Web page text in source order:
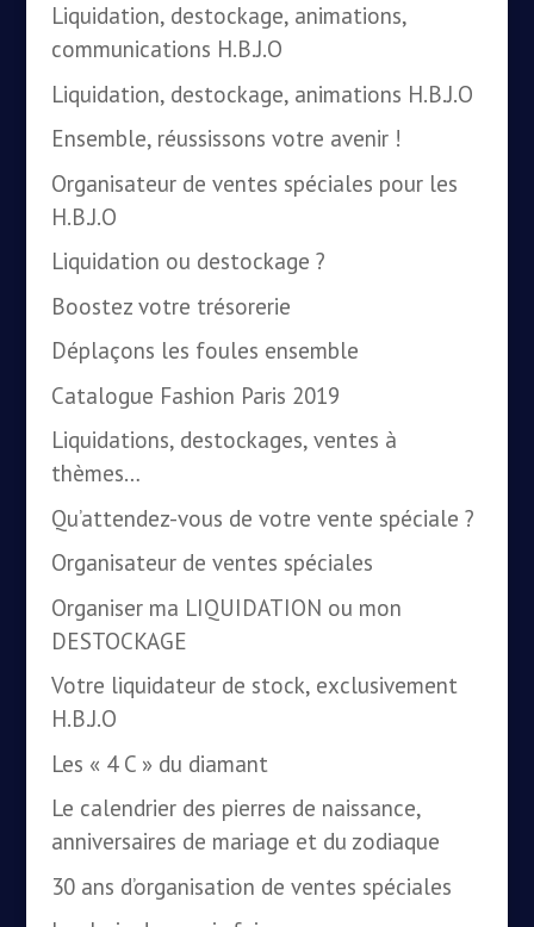
Liquidation, destockage, animations,
communications H.B.J.O
Liquidation, destockage, animations H.B.J.O
Ensemble, réussissons votre avenir !
Organisateur de ventes spéciales pour les
H.B.J.O
Liquidation ou destockage ?
Boostez votre trésorerie
Déplaçons les foules ensemble
Catalogue Fashion Paris 2019
Liquidations, destockages, ventes à
thèmes…
Qu’attendez-vous de votre vente spéciale ?
Organisateur de ventes spéciales
Organiser ma LIQUIDATION ou mon
DESTOCKAGE
Votre liquidateur de stock, exclusivement
H.B.J.O
Les « 4 C » du diamant
Le calendrier des pierres de naissance,
anniversaires de mariage et du zodiaque
30 ans d’organisation de ventes spéciales